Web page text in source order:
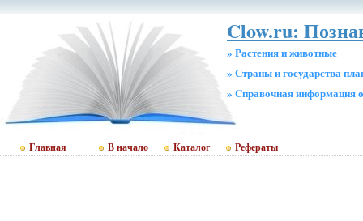
Clow.ru:
» Растения и животные
» Страны и государства
» Cправочная информация
Главная В начало Каталог Рефераты